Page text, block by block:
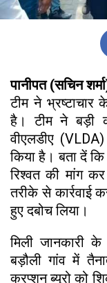
पानीपत (सचिन
टीम ने भ्रष्टाचार
है। टीम ने बड़ी
वीएलडीए
किया है। बता दें
रिश्वत की मांग
तरीके से कार्रवाई
हुए दबोच लिया।
मिली जानकारी
बड़ौली गांव में
करप्शन ब्यूरो को